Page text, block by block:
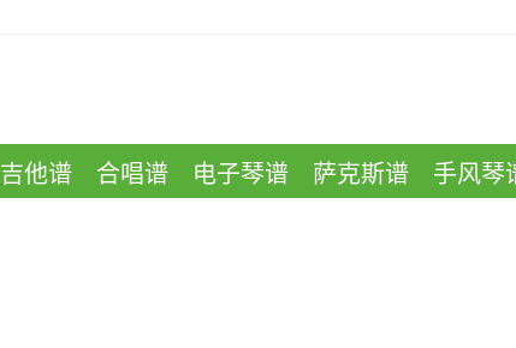
吉他谱 合唱谱 电子琴谱 萨克斯谱 手风琴